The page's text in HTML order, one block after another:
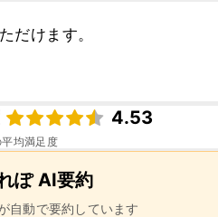
だけます。
4.53
平均満足度
ぽ AI要約
自動で要約しています